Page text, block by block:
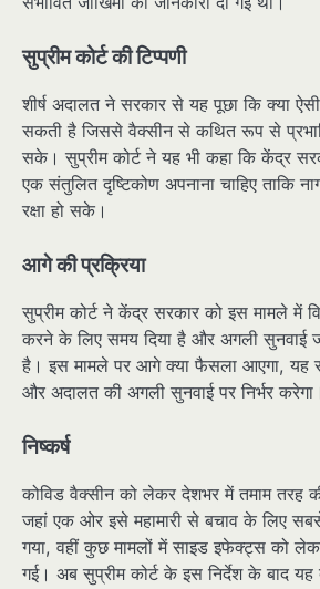
सुप्रीम कोर्ट की टिप्पणी
शीर्ष अदालत ने सरकार से यह पूछा कि क्या
सकती है जिससे वैक्सीन से कथित रूप से
सके। सुप्रीम कोर्ट ने यह भी कहा कि केंद्र
एक संतुलित दृष्टिकोण अपनाना चाहिए ताकि
रक्षा हो सके।
आगे की प्रक्रिया
सुप्रीम कोर्ट ने केंद्र सरकार को इस मामले में
करने के लिए समय दिया है और अगली सुनवाई
है। इस मामले पर आगे क्या फैसला आएगा, यह
और अदालत की अगली सुनवाई पर निर्भर करेगा।
निष्कर्ष
कोविड वैक्सीन को लेकर देशभर में तमाम तरह
जहां एक ओर इसे महामारी से बचाव के लिए सबसे
गया, वहीं कुछ मामलों में साइड इफेक्ट्स को
गई। अब सुप्रीम कोर्ट के इस निर्देश के बाद यह